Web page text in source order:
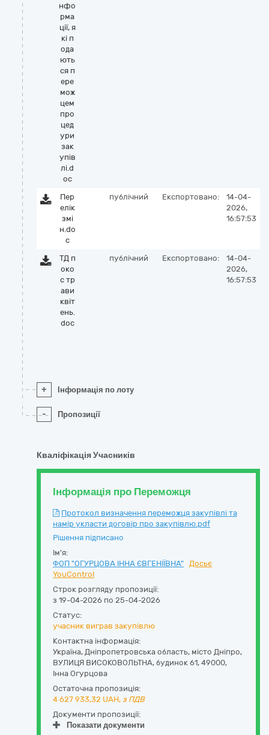
нфо
рма
ції, я
кі п
ода
ють
ся п
ере
мож
цем
про
цед
ури
зак
упів
лі.d
oc
Пер
елік
змі
н.do
c
публічний Експортовано:
14-04-
2026,
16:57:53
ТД п
око
с тр
ави
квіт
ень.
doc
публічний Експортовано:
14-04-
2026,
16:57:53
+ Інформація по лоту
- Пропозиції
Кваліфікація Учасників
Інформація про Переможця
Протокол визначення переможця закупівлі та
намір укласти договір про закупівлю.pdf
Рішення підписано
Ім'я:
ФОП "ОГУРЦОВА ІННА ЄВГЕНІЇВНА"
Досьє
YouControl
Строк розгляду пропозиції:
з 19-04-2026 по 25-04-2026
Статус:
учасник виграв закупівлю
Контактна інформація:
Україна, Дніпропетровська область, місто Дніпро,
ВУЛИЦЯ ВИСОКОВОЛЬТНА, будинок 61, 49000,
Інна Огурцова
Остаточна пропозиція:
4 627 933,32 UAH, з ПДВ
Документи пропозиції:
Показати документи